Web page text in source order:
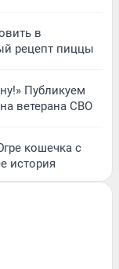
в
рецепт пиццы
Публикуем
ветерана СВО
кошечка с
история